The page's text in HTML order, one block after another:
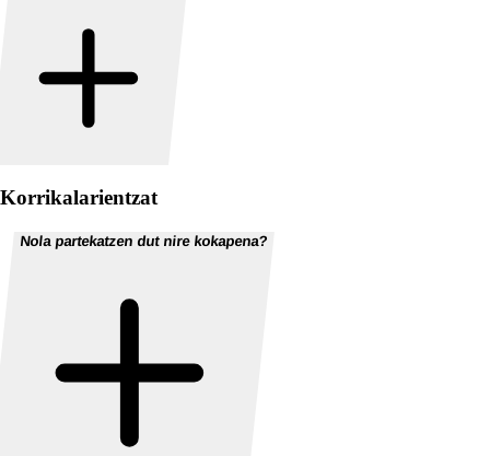
Korrikalarientzat
Nola partekatzen dut nire kokapena?